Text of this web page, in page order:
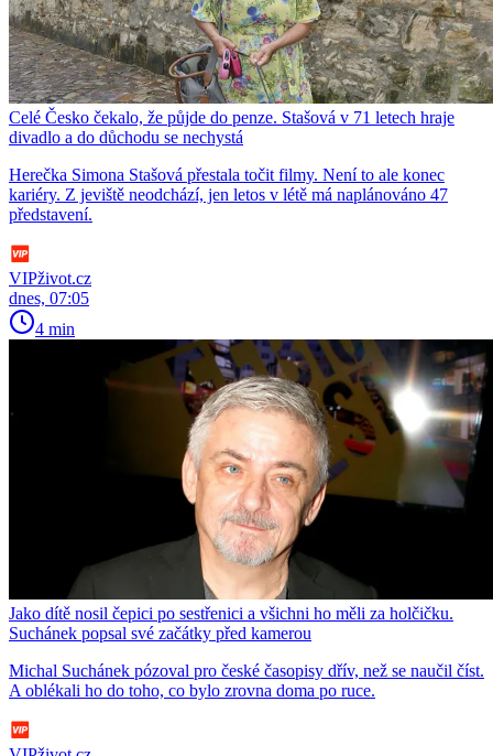
Celé Česko čekalo, že půjde do penze. Stašová v 71 letech hraje
divadlo a do důchodu se nechystá
Herečka Simona Stašová přestala točit filmy. Není to ale konec
kariéry. Z jeviště neodchází, jen letos v létě má naplánováno 47
představení.
VIPživot.cz
dnes, 07:05
4 min
Jako dítě nosil čepici po sestřenici a všichni ho měli za holčičku.
Suchánek popsal své začátky před kamerou
Michal Suchánek pózoval pro české časopisy dřív, než se naučil číst.
A oblékali ho do toho, co bylo zrovna doma po ruce.